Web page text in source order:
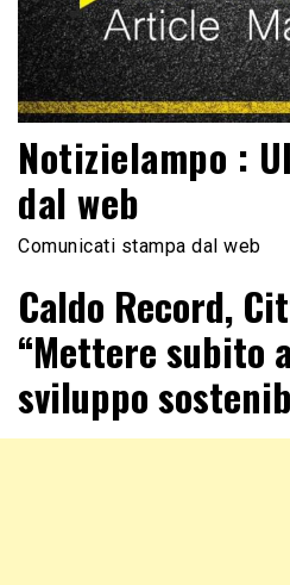
Notizielampo :
dal web
Comunicati stampa dal web
Caldo Record,
“Mettere subito
sviluppo